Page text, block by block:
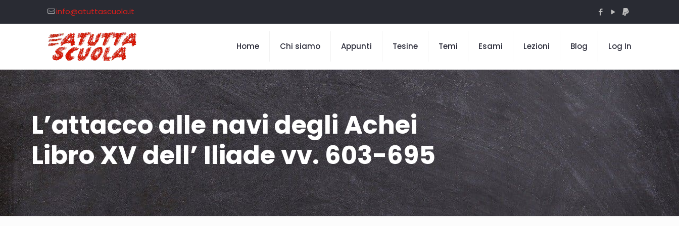
info@atuttascuola.it
Home Chi siamo Appunti Tesine Temi Esami Lezioni Blog Log In
L’attacco alle navi degli Achei
Libro XV dell’ Iliade vv. 603-695